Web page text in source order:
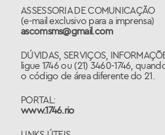
ASSESSORIA DE COMUNICAÇÃO
(e-mail exclusivo para a imprensa)
ascomsms@gmail.com
DÚVIDAS, SERVIÇOS,
ligue 1746 ou (21) 3460-1746,
o código de área diferente do 21.
PORTAL:
www.1746.rio